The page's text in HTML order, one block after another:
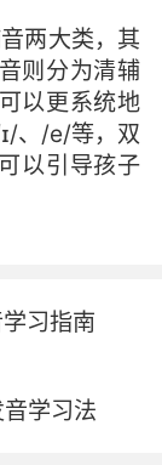
两大类，其
则分为清辅
以更系统地
、/e/等，双
以引导孩子
，可以增加
孩子需要发
词。通过游
通过音标歌
习指南
学习法